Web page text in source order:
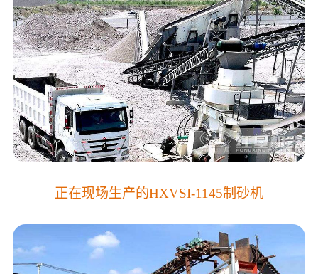
正在现场生产的HXVSI-1145制砂机